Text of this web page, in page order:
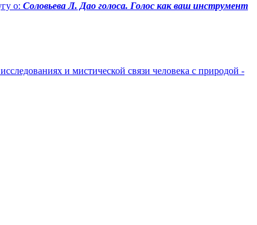
о: Соловьева Л. Дао голоса. Голос как ваш инструмент
и мистической связи человека с природой -